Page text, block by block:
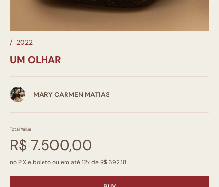
/ 2022
UM OLHAR
MARY CARMEN MATIAS
Total Value
R$ 7.500,00
no PIX e boleto ou em até 12x de R$ 692,18